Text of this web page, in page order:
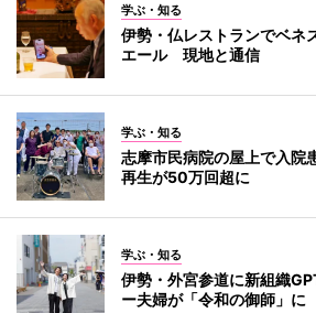
学ぶ・知る
伊勢・仏レストランでベネ
エール 現地と通信
学ぶ・知る
志摩市民病院の屋上で入
再生が50万回超に
学ぶ・知る
伊勢・外宮参道に新組織
ー夫婦が「令和の御師」に